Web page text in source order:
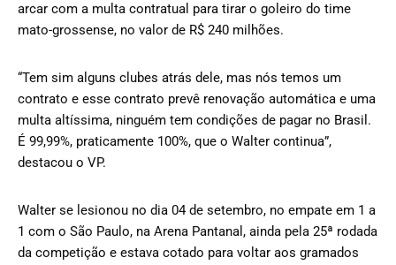
arcar com a multa contratual para tirar o goleiro do time
mato-grossense, no valor de R$ 240 milhões.
“Tem sim alguns clubes atrás dele, mas nós temos um
contrato e esse contrato prevê renovação automática e uma
multa altíssima, ninguém tem condições de pagar no Brasil.
É 99,99%, praticamente 100%, que o Walter continua”,
destacou o VP.
Walter se lesionou no dia 04 de setembro, no empate em 1 a
1 com o São Paulo, na Arena Pantanal, ainda pela 25ª rodada
da competição e estava cotado para voltar aos gramados